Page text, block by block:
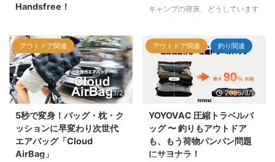
Handsfree！
いポータブル電源。でも実際は
「重くて運びづらい」「移動中は
使えない」「カバンが別で荷物が
多すぎ」など、使い勝手に不満を
感じたことがある方も多いはずで
す。
キャンプの寝床、どうしています
心地の悪さを感じたり、雨の日に
「浸水してきた…」と困った経験
はありませんか？そんな悩みを解
決してくれるのが テントコット
です。 テントとコット（簡易ベ
まるで空中に浮かぶような快適な
寝床を作ることができます。
アウトドア関連
2025/3/21
5秒で変身！バッグ・枕・ク
ッションに早変わり次世代
エアバッグ「Cloud
AirBag」
アウトドア関連 釣り関連
2025/3/20
YOYOVAC 圧縮トラベルバ
ッグ 〜 釣りもアウトドア
も、もう荷物パンパン問題
にサヨナラ！